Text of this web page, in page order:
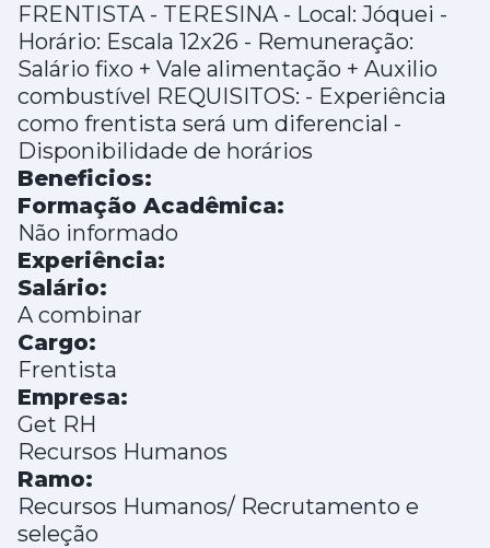
FRENTISTA - TERESINA - Local: Jóquei -
Horário: Escala 12x26 - Remuneração:
Salário fixo + Vale alimentação + Auxilio
combustível REQUISITOS: - Experiência
como frentista será um diferencial -
Disponibilidade de horários
Beneficios:
Formação Acadêmica:
Não informado
Experiência:
Salário:
A combinar
Cargo:
Frentista
Empresa:
Get RH
Recursos Humanos
Ramo:
Recursos Humanos/ Recrutamento e
seleção